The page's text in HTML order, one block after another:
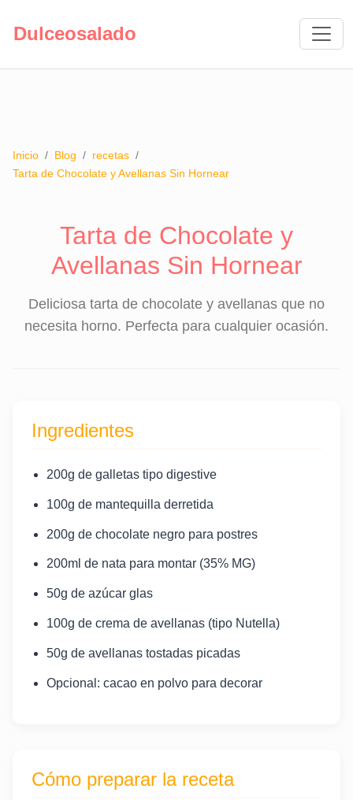
Dulceosalado
Inicio / Blog / recetas /
Tarta de Chocolate y Avellanas Sin Hornear
Tarta de Chocolate y
Avellanas Sin Hornear
Deliciosa tarta de chocolate y avellanas que no
necesita horno. Perfecta para cualquier ocasión.
Ingredientes
200g de galletas tipo digestive
100g de mantequilla derretida
200g de chocolate negro para postres
200ml de nata para montar (35% MG)
50g de azúcar glas
100g de crema de avellanas (tipo Nutella)
50g de avellanas tostadas picadas
Opcional: cacao en polvo para decorar
Cómo preparar la receta